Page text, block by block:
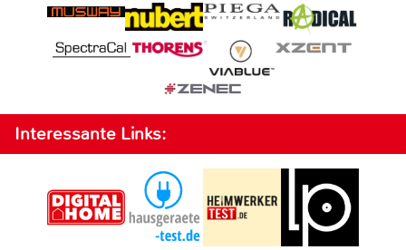
Interessante Links: